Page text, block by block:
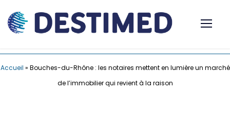
Accueil » Bouches-du-Rhône : les notaires mettent en lumière un marché
de l’immobilier qui revient à la raison